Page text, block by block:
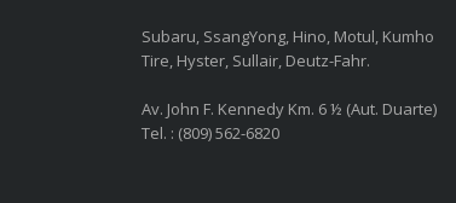
Subaru, SsangYong, Hino, Motul, Kumho
Tire, Hyster, Sullair, Deutz-Fahr.
Av. John F. Kennedy Km. 6 ½ (Aut. Duarte)
Tel. : (809) 562-6820